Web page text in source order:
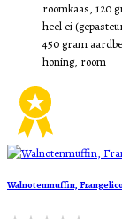
roomkaas, 120
heel ei
450 gram
honing, room
Walnotenmuffin,